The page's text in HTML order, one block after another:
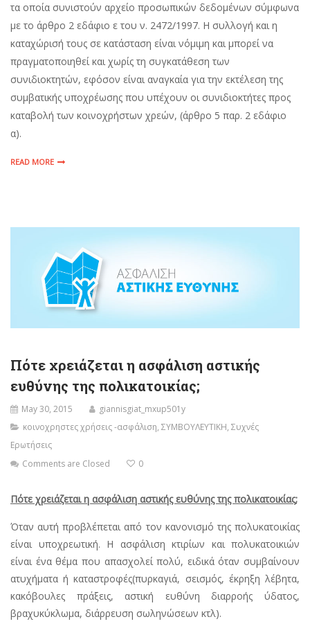
τα οποία συνιστούν αρχείο προσωπικών δεδομένων σύμφωνα
με το άρθρο 2 εδάφιο ε του ν. 2472/1997. Η συλλογή και η
καταχώρισή τους σε κατάσταση είναι νόμιμη και μπορεί να
πραγματοποιηθεί και χωρίς τη συγκατάθεση των
συνιδιοκτητών, εφόσον είναι αναγκαία για την εκτέλεση της
συμβατικής υποχρέωσης που υπέχουν οι συνιδιοκτήτες προς
καταβολή των κοινοχρήστων χρεών, (άρθρο 5 παρ. 2 εδάφιο
α).
READ MORE
Πότε χρειάζεται η ασφάλιση αστικής
ευθύνης της πολικατοικίας;
May 30, 2015
giannisgiat_mxup501y
κοινοχρηστες χρήσεις -ασφάλιση, ΣΥΜΒΟΥΛΕΥΤΙΚΗ, Συχνές
Ερωτήσεις
Comments are Closed
0
Πότε χρειάζεται η ασφάλιση αστικής ευθύνης της πολικατοικίας;
Όταν αυτή προβλέπεται από τον κανονισμό της πολυκατοικίας
είναι υποχρεωτική. Η ασφάλιση κτιρίων και πολυκατοικιών
είναι ένα θέμα που απασχολεί πολύ, ειδικά όταν συμβαίνουν
ατυχήματα ή καταστροφές(πυρκαγιά, σεισμός, έκρηξη λέβητα,
κακόβουλες πράξεις, αστική ευθύνη διαρροής ύδατος,
βραχυκύκλωμα, διάρρευση σωληνώσεων κτλ).